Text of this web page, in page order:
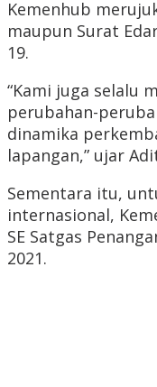
Kemenhub
maupun Surat
19.
“Kami juga selalu
perubahan-
dinamika
lapangan,” ujar
Sementara itu,
internasional,
SE Satgas
2021.